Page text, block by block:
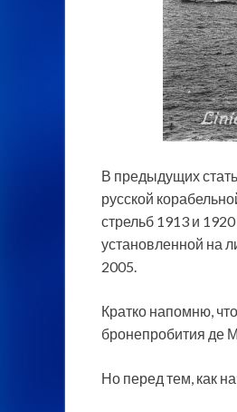
В предыдущих
русской
стрельб 1913 и
установленной на
2005.
Кратко напомню,
бронепробития де
Но перед тем, как